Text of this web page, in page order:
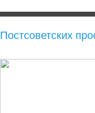
Постсоветских